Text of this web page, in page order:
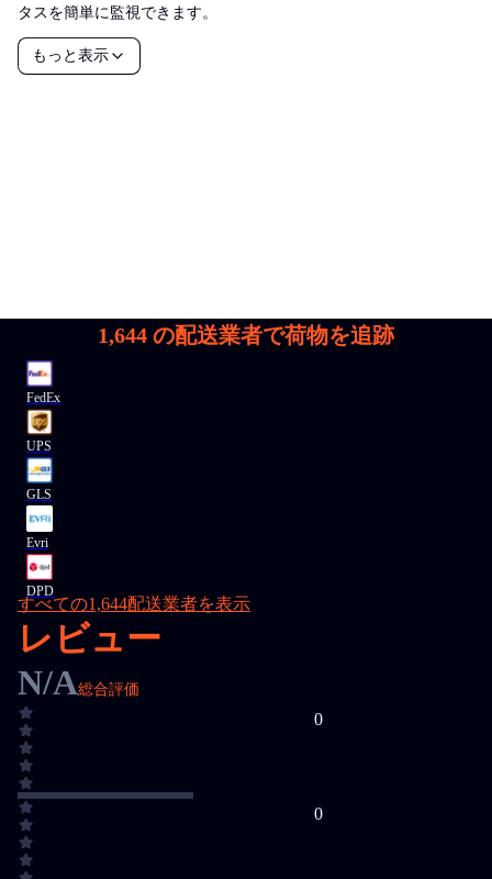
タスを簡単に監視できます。
もっと表示
1,644 の配送業者で荷物を追跡
FedEx
UPS
GLS
Evri
DPD
すべての1,644配送業者を表示
レビュー
N/A総合評価
0
0